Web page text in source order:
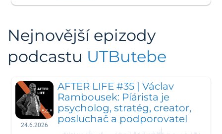
Nejnovější epizody
podcastu UTButebe
24.6.2026
AFTER LIFE #35 | Václav
Rambousek: Píárista je
psycholog, stratég, creator,
posluchač a podporovatel